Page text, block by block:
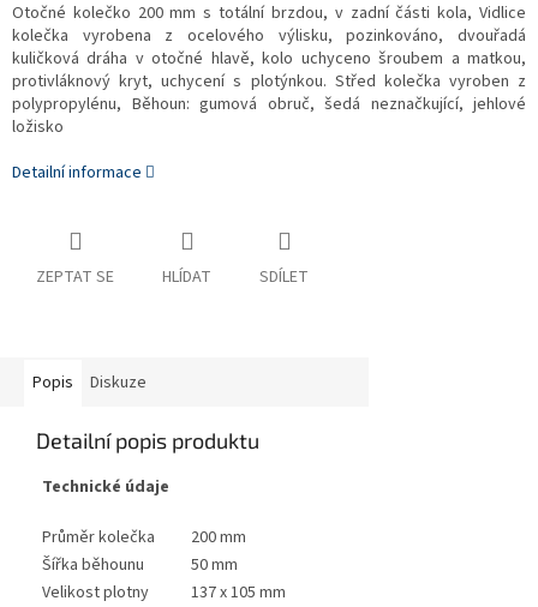
Otočné kolečko 200 mm s totální brzdou, v zadní části kola, Vidlice
kolečka vyrobena z ocelového výlisku, pozinkováno, dvouřadá
kuličková dráha v otočné hlavě, kolo uchyceno šroubem a matkou,
protivláknový kryt, uchycení s plotýnkou. Střed kolečka vyroben z
polypropylénu, Běhoun: gumová obruč, šedá neznačkující, jehlové
ložisko
Detailní informace
ZEPTAT SE HLÍDAT SDÍLET
Popis Diskuze
Detailní popis produktu
Technické údaje
Průměr kolečka
200 mm
Šířka běhounu
50 mm
Velikost plotny
137 x 105 mm